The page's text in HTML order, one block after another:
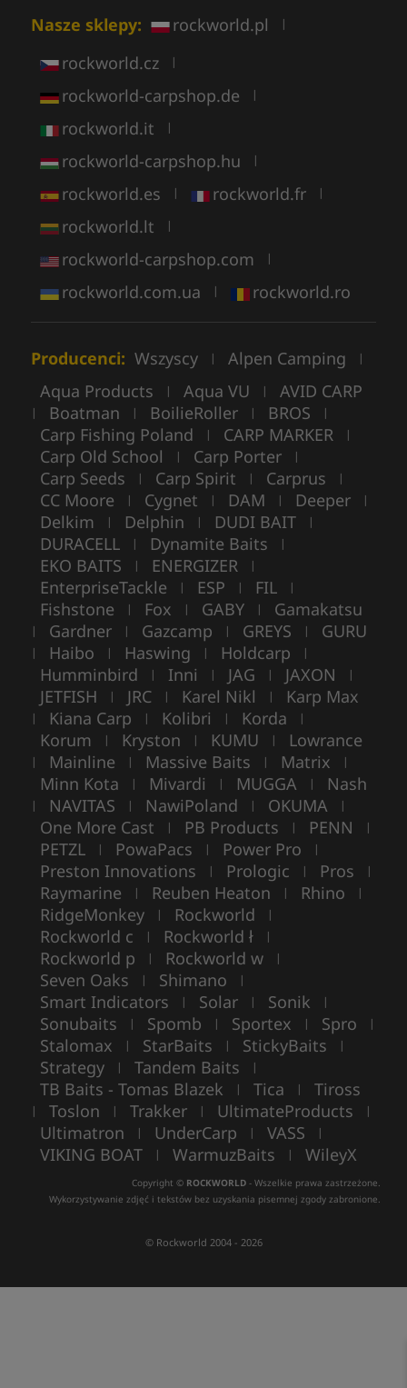
Nasze sklepy: rockworld.pl |
rockworld.cz |
rockworld-carpshop.de |
rockworld.it |
rockworld-carpshop.hu |
rockworld.es | rockworld.fr |
rockworld.lt |
rockworld-carpshop.com |
rockworld.com.ua | rockworld.ro
Producenci: Wszyscy | Alpen Camping |
Aqua Products | Aqua VU | AVID CARP
| Boatman | BoilieRoller | BROS |
Carp Fishing Poland | CARP MARKER |
Carp Old School | Carp Porter |
Carp Seeds | Carp Spirit | Carprus |
CC Moore | Cygnet | DAM | Deeper |
Delkim | Delphin | DUDI BAIT |
DURACELL | Dynamite Baits |
EKO BAITS | ENERGIZER |
EnterpriseTackle | ESP | FIL |
Fishstone | Fox | GABY | Gamakatsu
| Gardner | Gazcamp | GREYS | GURU
| Haibo | Haswing | Holdcarp |
Humminbird | Inni | JAG | JAXON |
JETFISH | JRC | Karel Nikl | Karp Max
| Kiana Carp | Kolibri | Korda |
Korum | Kryston | KUMU | Lowrance
| Mainline | Massive Baits | Matrix |
Minn Kota | Mivardi | MUGGA | Nash
| NAVITAS | NawiPoland | OKUMA |
One More Cast | PB Products | PENN |
PETZL | PowaPacs | Power Pro |
Preston Innovations | Prologic | Pros |
Raymarine | Reuben Heaton | Rhino |
RidgeMonkey | Rockworld |
Rockworld c | Rockworld ł |
Rockworld p | Rockworld w |
Seven Oaks | Shimano |
Smart Indicators | Solar | Sonik |
Sonubaits | Spomb | Sportex | Spro |
Stalomax | StarBaits | StickyBaits |
Strategy | Tandem Baits |
TB Baits - Tomas Blazek | Tica | Tiross
| Toslon | Trakker | UltimateProducts |
Ultimatron | UnderCarp | VASS |
VIKING BOAT | WarmuzBaits | WileyX
Copyright © ROCKWORLD - Wszelkie prawa zastrzeżone.
Wykorzystywanie zdjęć i tekstów bez uzyskania pisemnej zgody zabronione.
© Rockworld 2004 - 2026